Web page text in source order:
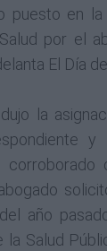
puesto en
por el
El Día
la
corroborado
año
la Salud